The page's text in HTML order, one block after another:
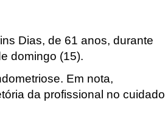
Dias, de 61 anos, durante
domingo (15).
Em nota,
da profissional no cuidado